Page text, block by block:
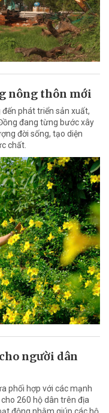
nông thôn mới
phát triển sản xuất,
đang từng bước xây
đời sống, tạo diện
chất.
người dân
phối hợp với các mạnh
260 hộ dân trên địa
động nhằm giúp các hộ